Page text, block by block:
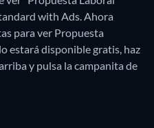
with Ads. Ahora
para ver Propuesta
estará disponible gratis, haz
y pulsa la campanita de